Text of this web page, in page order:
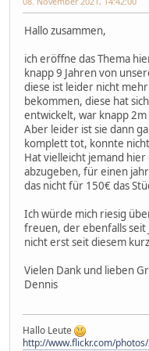
Hallo zusammen,
ich eröffne das Thema
knapp 9 Jahren von
diese ist leider nicht
bekommen, diese hat
entwickelt, war knapp
Aber leider ist sie dann
komplett tot, konnte
Hat vielleicht jemand
abzugeben, für einen
das nicht für 150€ das
Ich würde mich riesig
freuen, der ebenfalls seit
nicht erst seit diesem
Vielen Dank und lieben
Dennis
Hallo Leute
http://www.flickr.com/